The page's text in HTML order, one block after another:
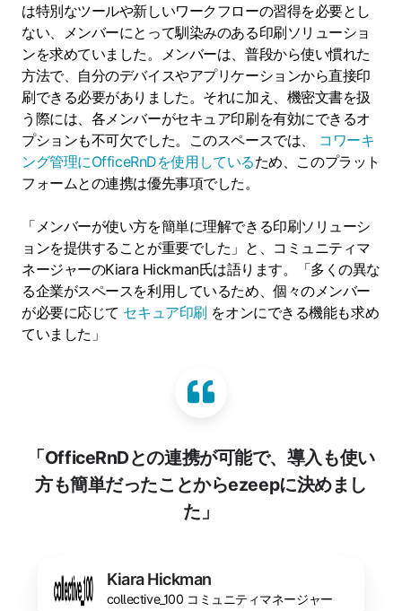
は特別なツールや新しいワークフローの習得を必要とし
ない、メンバーにとって馴染みのある印刷ソリューショ
ンを求めていました。メンバーは、普段から使い慣れた
方法で、自分のデバイスやアプリケーションから直接印
刷できる必要がありました。それに加え、機密文書を扱
う際には、各メンバーがセキュア印刷を有効にできるオ
プションも不可欠でした。このスペースでは、 コワーキ
ング管理にOfficeRnDを使用しているため、このプラット
フォームとの連携は優先事項でした。
「メンバーが使い方を簡単に理解できる印刷ソリューシ
ョンを提供することが重要でした」と、コミュニティマ
ネージャーのKiara Hickman氏は語ります。「多くの異な
る企業がスペースを利用しているため、個々のメンバー
が必要に応じて セキュア印刷 をオンにできる機能も求め
ていました」
「OfficeRnDとの連携が可能で、導入も使い
方も簡単だったことからezeepに決めまし
た」
Kiara Hickman
collective_100 コミュニティマネージャー